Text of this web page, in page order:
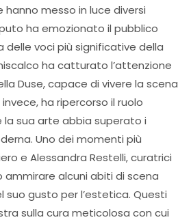
hanno messo in luce diversi
ha emozionato il pubblico
delle voci più significative della
ha catturato l’attenzione
Duse, capace di vivere la scena
ha ripercorso il ruolo
la sua arte abbia superato i
Uno dei momenti più
e Alessandra Restelli, curatrici
ammirare alcuni abiti di scena
gusto per l’estetica. Questi
sulla cura meticolosa con cui